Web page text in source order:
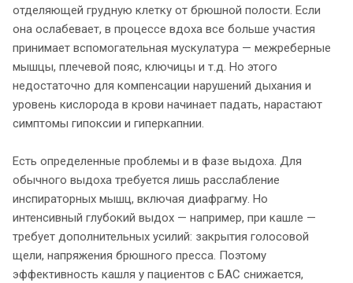
отделяющей грудную клетку от брюшной полости. Если
она ослабевает, в процессе вдоха все больше участия
принимает вспомогательная мускулатура — межреберные
мышцы, плечевой пояс, ключицы и т.д. Но этого
недостаточно для компенсации нарушений дыхания и
уровень кислорода в крови начинает падать, нарастают
симптомы гипоксии и гиперкапнии.
Есть определенные проблемы и в фазе выдоха. Для
обычного выдоха требуется лишь расслабление
инспираторных мышц, включая диафрагму. Но
интенсивный глубокий выдох — например, при кашле —
требует дополнительных усилий: закрытия голосовой
щели, напряжения брюшного пресса. Поэтому
эффективность кашля у пациентов с БАС снижается,